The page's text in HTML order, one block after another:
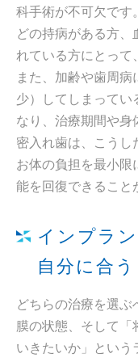
科手術が不可欠です
どの持病がある方、
れている方にとって
また、加齢や歯周
少）してしまってい
なり、治療期間や身
密入れ歯は、こうし
お体の負担を最小限
能を回復できること
インプラ
自分に合
どちらの治療を選
膜の状態、そして「
いきたいか」という